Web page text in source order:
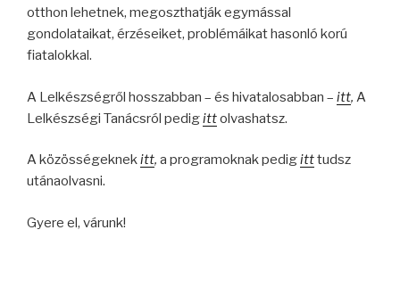
otthon lehetnek, megoszthatják egymással
gondolataikat, érzéseiket, problémáikat hasonló korú
fiatalokkal.
A Lelkészségről hosszabban – és hivatalosabban – itt, A
Lelkészségi Tanácsról pedigittolvashatsz.
A közösségeknekitt, a programoknak pedigitttudsz
utánaolvasni.
Gyere el, várunk!